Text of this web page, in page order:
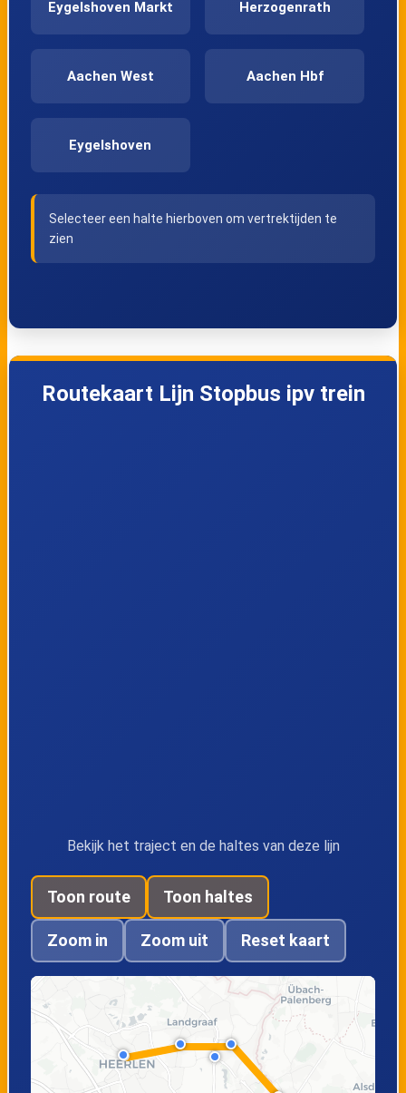
Eygelshoven Markt Herzogenrath
Aachen West Aachen Hbf
Eygelshoven
Selecteer een halte hierboven om vertrektijden te
zien
Routekaart Lijn Stopbus ipv trein
Bekijk het traject en de haltes van deze lijn
Toon route Toon haltes
Zoom in Zoom uit Reset kaart